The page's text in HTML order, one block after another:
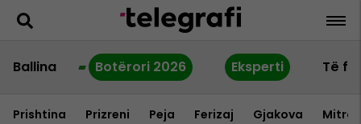
Ballina Botërori 2026 Eksperti Të
Prishtina Prizreni Peja Ferizaj Gjakova